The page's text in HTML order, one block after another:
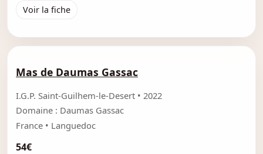
Voir la fiche
Mas de Daumas Gassac
I.G.P. Saint-Guilhem-le-Desert • 2022
Domaine : Daumas Gassac
France • Languedoc
54€